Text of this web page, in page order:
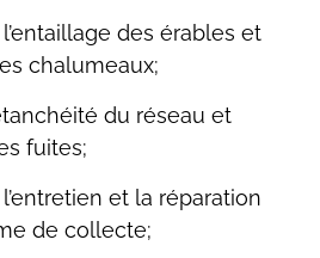
des érables et
chalumeaux;
du réseau et
fuites;
et la réparation
de collecte;